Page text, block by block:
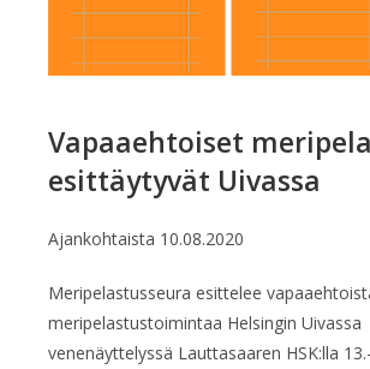
Vapaaehtoiset
esittäytyvät Uivassa
Ajankohtaista 10.08.2020
Meripelastusseura esittelee
meripelastustoimintaa Helsingin Uivassa
venenäyttelyssä Lauttasaaren HSK:lla